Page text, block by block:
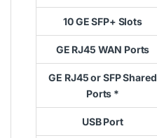
10 GE SFP+ Slots
GE RJ45 WAN Ports
GE RJ45 or SFP Shared
Ports *
USB Port